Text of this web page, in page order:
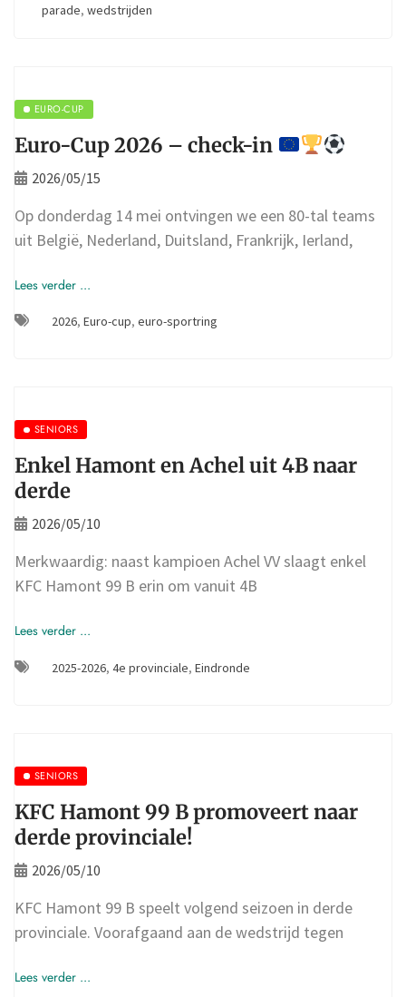
parade, wedstrijden
EURO-CUP
Euro-Cup 2026 – check-in
2026/05/15
Op donderdag 14 mei ontvingen we een 80-tal teams
uit België, Nederland, Duitsland, Frankrijk, Ierland,
Lees verder ...
2026, Euro-cup, euro-sportring
SENIORS
Enkel Hamont en Achel uit 4B naar
derde
2026/05/10
Merkwaardig: naast kampioen Achel VV slaagt enkel
KFC Hamont 99 B erin om vanuit 4B
Lees verder ...
2025-2026, 4e provinciale, Eindronde
SENIORS
KFC Hamont 99 B promoveert naar
derde provinciale!
2026/05/10
KFC Hamont 99 B speelt volgend seizoen in derde
provinciale. Voorafgaand aan de wedstrijd tegen
Lees verder ...